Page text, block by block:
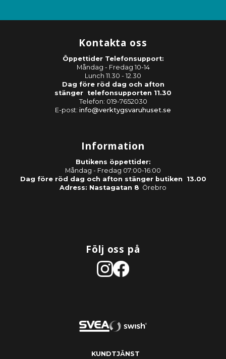
Kontakta oss
Öppettider Telefonsupport:
Måndag - Fredag 10-14
Lunch 11.30 - 12.30
Dag före röd dag och afton
stänger telefonsupporten 11.30
Telefon: 019-7652030
E-post: info@verktygsvaruhuset.se
Information
Butikens öppettider:
Måndag - Fredag 07:00-16:00
Dag före röd dag och afton stänger butiken 13.00
Adress: Nastagatan 8 Örebro
Följ oss på
KUNDTJÄNST